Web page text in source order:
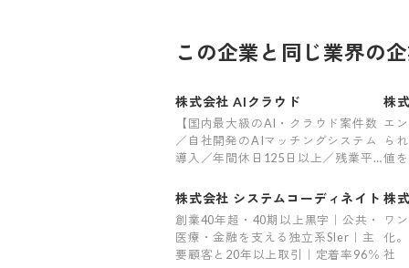
この企業と同じ業界の
株式会社 AIクラウド
【国内最大級のAI・クラウド案件数
／自社開発のAIマッチングシステム
導入／年間休日125日以上／残業平
均案件紹介数61件】
株
エ
ら
値
｜
株式会社 システムコーディネイト
創業40年超・40期以上黒字｜公共・
医療・金融を支える独立系SIer｜主
要顧客と20年以上取引｜定着率96％
株
ワ
化
社